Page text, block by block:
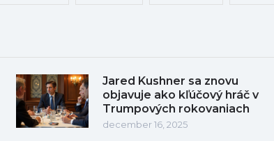
Jared Kushner sa znovu
objavuje ako kľúčový hráč v
Trumpových rokovaniach
december 16, 2025